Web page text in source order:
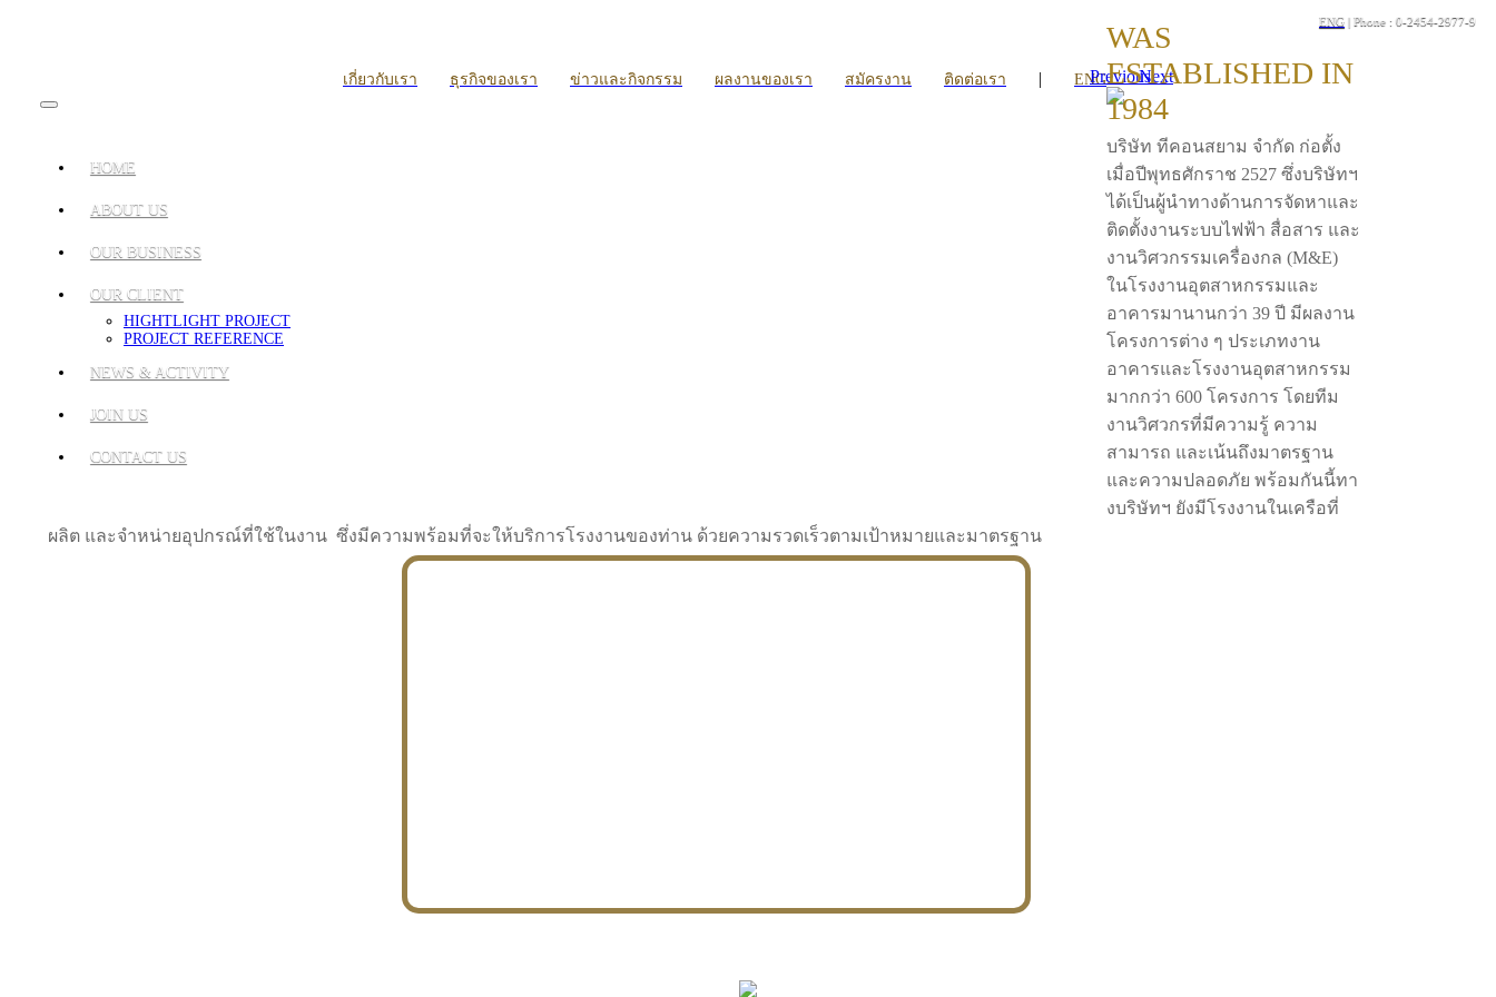
ENG | Phone : 0-2454-2977-9
เกี่ยวกับเรา ธุรกิจของเรา ข่าวและกิจกรรม ผลงานของเรา สมัครงาน ติดต่อเรา | ENG
HOME
ABOUT US
OUR BUSINESS
OUR CLIENT
HIGHTLIGHT PROJECT
PROJECT REFERENCE
NEWS & ACTIVITY
JOIN US
CONTACT US
PreviousNext
WAS
ESTABLISHED IN
1984
บริษัท ทีคอนสยาม จำกัด ก่อตั้ง
เมื่อปีพุทธศักราช 2527 ซึ่งบริษัทฯ
ได้เป็นผู้นำทางด้านการจัดหาและ
ติดตั้งงานระบบไฟฟ้า สื่อสาร และ
งานวิศวกรรมเครื่องกล (M&E)
ในโรงงานอุตสาหกรรมและ
อาคารมานานกว่า 39 ปี มีผลงาน
โครงการต่าง ๆ ประเภทงาน
อาคารและโรงงานอุตสาหกรรม
มากกว่า 600 โครงการ โดยทีม
งานวิศวกรที่มีความรู้ ความ
สามารถ และเน้นถึงมาตรฐาน
และความปลอดภัย พร้อมกันนี้ทา
งบริษัทฯ ยังมีโรงงานในเครือที่
ผลิต และจำหน่ายอุปกรณ์ที่ใช้ในงาน ซึ่งมีความพร้อมที่จะให้บริการโรงงานของท่าน ด้วยความรวดเร็วตามเป้าหมายและมาตรฐาน